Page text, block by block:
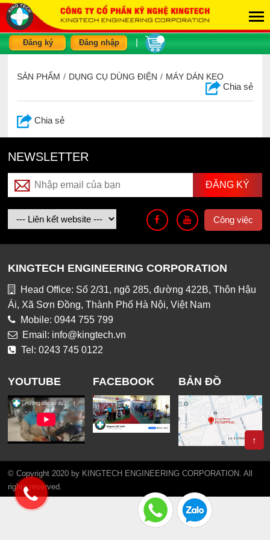
Đăng ký Đăng nhập
SẢN PHẨM / DỤNG CỤ DÙNG ĐIỆN / MÁY DÁN KEO
Chia sẻ
Chia sẻ
NEWSLETTER
Công việc
KINGTECH ENGINEERING CORPORATION
Head Office: Số 2/31, ngõ 285, đường 422B, Thôn Hậu
Ái, Xã Sơn Đồng, Thành Phố Hà Nội, Việt Nam
Mobile: 0944 755 799
Email: info@kingtech.vn
Tel: 0243 745 0122
YOUTUBE FACEBOOK BẢN ĐỒ
© Copyright 2020 by KINGTECH ENGINEERING CORPORATION. All
rights reserved.
↑